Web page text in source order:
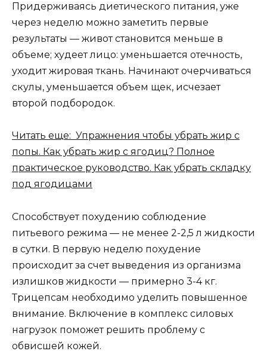
Придерживаясь диетического питания, уже
через неделю можно заметить первые
результаты — живот становится меньше в
объеме; худеет лицо: уменьшается отечность,
уходит жировая ткань. Начинают очерчиваться
скулы, уменьшается объем щек, исчезает
второй подбородок.
Читать еще: Упражнения чтобы убрать жир с
попы. Как убрать жир с ягодиц? Полное
практическое руководство. Как убрать складку
под ягодицами
Способствует похудению соблюдение
питьевого режима — не менее 2-2,5 л жидкости
в сутки. В первую неделю похудение
происходит за счет выведения из организма
излишков жидкости — примерно 3-4 кг.
Трицепсам необходимо уделить повышенное
внимание. Включение в комплекс силовых
нагрузок поможет решить проблему с
обвисшей кожей.